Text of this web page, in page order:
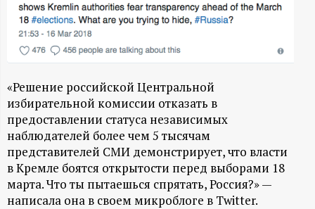
о
м
а
ц
и
«Решение российской Центральной
избирательной комиссии отказать в
предоставлении статуса независимых
наблюдателей более чем 5 тысячам
представителей СМИ демонстрирует, что власти
в Кремле боятся открытости перед выборами 18
марта. Что ты пытаешься спрятать, Россия?» —
написала она в своем микроблоге в Twitter.